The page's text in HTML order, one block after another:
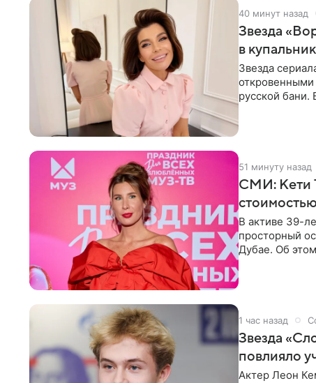
40 минут назад
Звезда
в
Звезда
откровенными
русской бани.
51 минуту назад
СМИ: Кети
В активе 39-
просторный
Дубае. Об
1 час назад
Звезда
повлияло
Актер Леон